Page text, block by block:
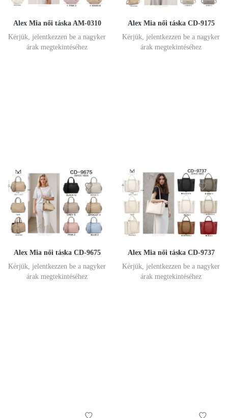
Alex Mia női táska AM-0310
Kérjük, jelentkezzen be a nagyker
árak megtekintéséhez
Alex Mia női táska CD-9175
Kérjük, jelentkezzen be a nagyker
árak megtekintéséhez
Alex Mia női táska CD-9675
Kérjük, jelentkezzen be a nagyker
árak megtekintéséhez
Alex Mia női táska CD-9737
Kérjük, jelentkezzen be a nagyker
árak megtekintéséhez